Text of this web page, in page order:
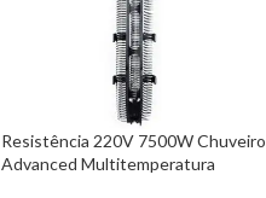
Resistência 220V 7500W Chuveiro
Advanced Multitemperatura